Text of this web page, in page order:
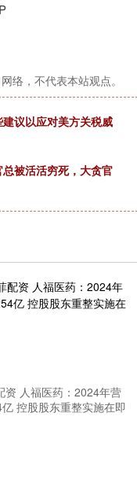
络，不代表本站观点。
议以应对美方关税威
被活活穷死，大贪官
资 人福医药：2024年营
控股股东重整实施在即